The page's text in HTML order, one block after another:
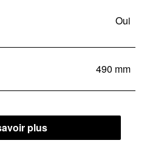
Oui
490 mm
plus